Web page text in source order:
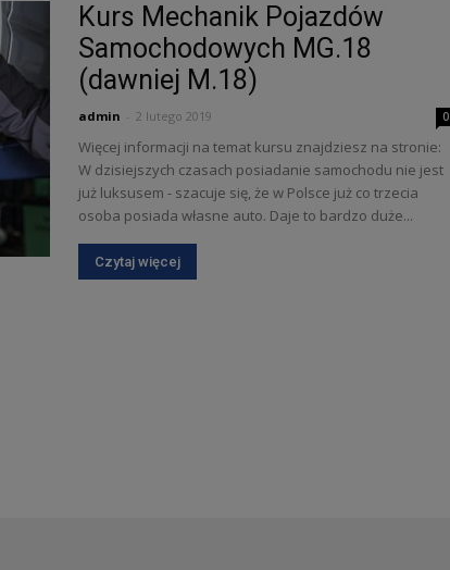
Kurs Mechanik Pojazdów
Samochodowych MG.18
(dawniej M.18)
admin 2 lutego 2019 0
Więcej informacji na temat kursu znajdziesz na stronie:
W dzisiejszych czasach posiadanie samochodu nie jest
już luksusem - szacuje się, że w Polsce już co trzecia
osoba posiada własne auto. Daje to bardzo duże...
Czytaj więcej